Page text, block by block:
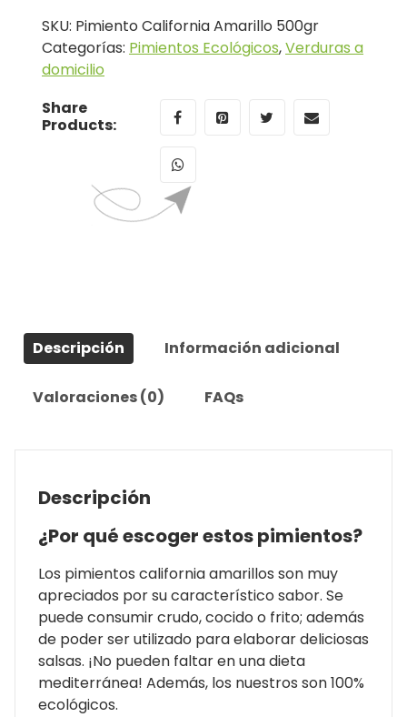
SKU: Pimiento California Amarillo 500gr
Categorías: Pimientos Ecológicos,Verduras a
domicilio
Share
Products:
Descripción Información adicional
Valoraciones (0) FAQs
Descripción
¿Por qué escoger estos pimientos?
Los pimientos california amarillos son muy
apreciados por su característico sabor. Se
puede consumir crudo, cocido o frito; además
de poder ser utilizado para elaborar deliciosas
salsas. ¡No pueden faltar en una dieta
mediterránea! Además, los nuestros son 100%
ecológicos.